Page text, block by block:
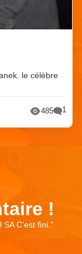
le célèbre
485 1
!
C’est fini. "